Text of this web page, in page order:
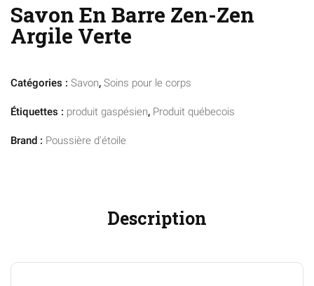
Savon En Barre Zen-Zen
Argile Verte
Catégories : Savon, Soins pour le corps
Étiquettes : produit gaspésien, Produit québecois
Brand : Poussière d'étoile
Description